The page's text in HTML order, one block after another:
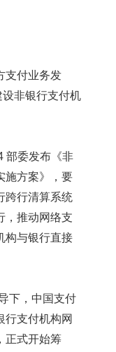
支付业务发
非银行支付机
部委发布《非
施方案》，要
跨行清算系统
，推动网络支
构与银行直接
下，中国支付
行支付机构网
正式开始筹